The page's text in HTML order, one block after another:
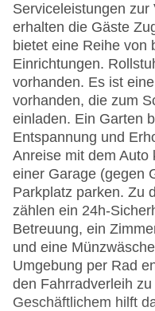
Serviceleistungen zur
erhalten die Gäste
bietet eine Reihe von
Einrichtungen.
vorhanden. Es ist
vorhanden, die zum
einladen. Ein Garten
Entspannung und
Anreise mit dem Auto
einer Garage (gegen
Parkplatz parken. Zu
zählen ein 24h-
Betreuung, ein
und eine
Umgebung per Rad
den Fahrradverleih
Geschäftlichem hilft